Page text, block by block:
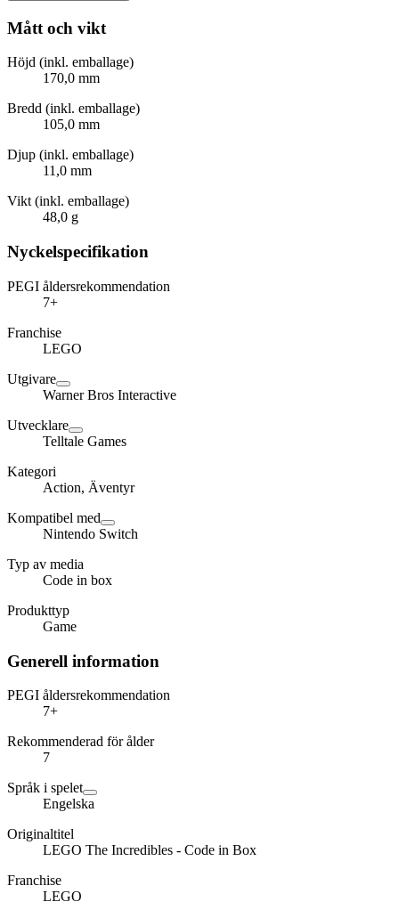
Mått och vikt
Höjd (inkl. emballage)
170,0 mm
Bredd (inkl. emballage)
105,0 mm
Djup (inkl. emballage)
11,0 mm
Vikt (inkl. emballage)
48,0 g
Nyckelspecifikation
PEGI åldersrekommendation
7+
Franchise
LEGO
Utgivare
Warner Bros Interactive
Utvecklare
Telltale Games
Kategori
Action, Äventyr
Kompatibel med
Nintendo Switch
Typ av media
Code in box
Produkttyp
Game
Generell information
PEGI åldersrekommendation
7+
Rekommenderad för ålder
7
Språk i spelet
Engelska
Originaltitel
LEGO The Incredibles - Code in Box
Franchise
LEGO